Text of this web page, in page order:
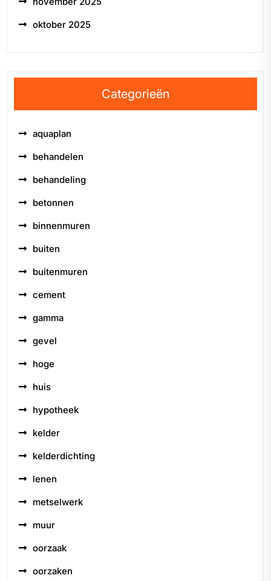
oktober 2025
Categorieën
aquaplan
behandelen
behandeling
betonnen
binnenmuren
buiten
buitenmuren
cement
gamma
gevel
hoge
huis
hypotheek
kelder
kelderdichting
lenen
metselwerk
muur
oorzaak
oorzaken